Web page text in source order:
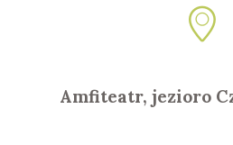
Amfiteatr, jezioro